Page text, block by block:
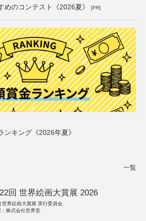
めのコンテスト《2026夏》 [PR]
キング《2026年夏》
一覧
回 世界絵画大賞展 2026
世界絵画大賞展 実行委員会
：株式会社世界堂